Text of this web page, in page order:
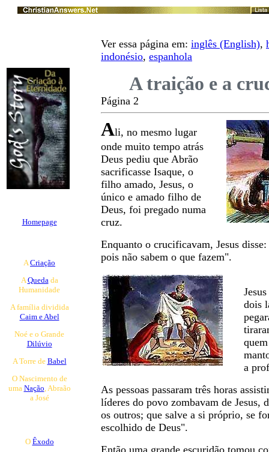
Homepage
ACriação
AQuedada
Humanidade
A família dividida
Caim e Abel
Noé e o Grande
Dilúvio
A Torre de Babel
O Nascimento de
uma Nação, Abraão
a José
O Êxodo
Ver essa página em: inglês (English),
indonésio, espanhola
A traição e a
Página 2
Ali, no mesmo lugar
onde muito tempo atrás
Deus pediu que Abrão
sacrificasse Isaque, o
filho amado, Jesus, o
único e amado filho de
Deus, foi pregado numa
cruz.
Enquanto o crucificavam, Jesus
pois não sabem o que fazem".
dois
a
As pessoas passaram três horas
líderes do povo zombavam de Jesus,
os outros; que salve a si próprio, se
escolhido de Deus".
Então uma grande escuridão tomou